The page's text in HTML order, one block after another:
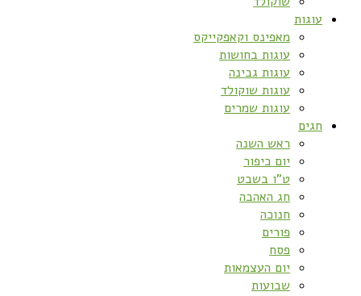
עוגות
מאפינס וקאפקייקס
עוגות בחושות
עוגות גבינה
עוגות שוקולד
עוגות שמרים
חגים
ראש השנה
יום כיפור
ט”ו בשבט
חג האהבה
חנוכה
פורים
פסח
יום העצמאות
שבועות